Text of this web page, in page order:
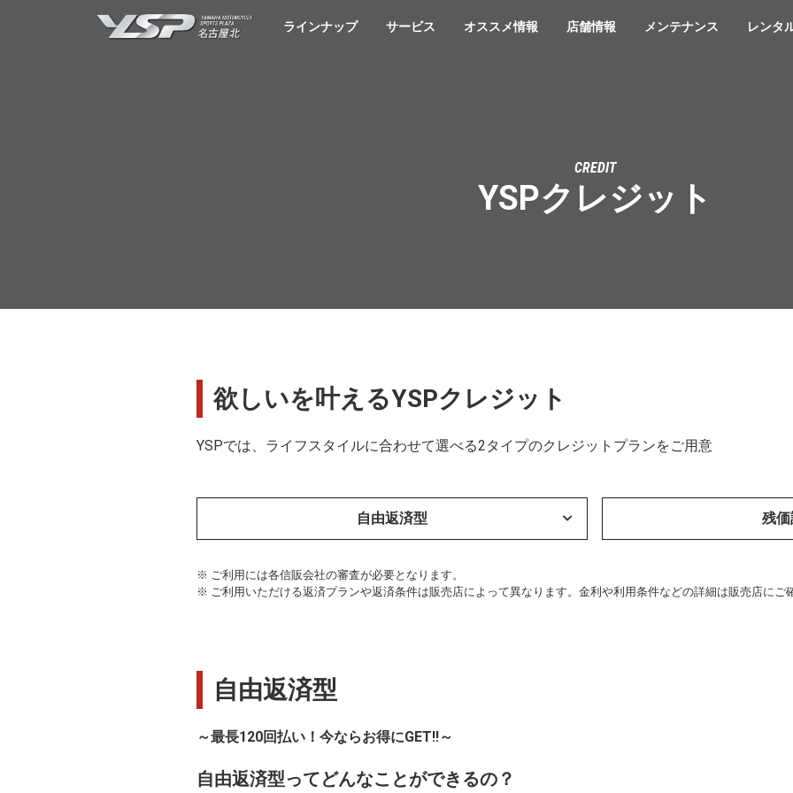
YSP名古屋北
ラインナップ サービス オススメ情報 店舗情報 メンテナンス レンタ
CREDIT
YSPクレジット
欲しいを叶えるYSPクレジット
YSPでは、ライフスタイルに合わせて選べる2タイプのクレジットプランをご用意
自由返済型 残
※ ご利用には各信販会社の審査が必要となります。
※ ご利用いただける返済プランや返済条件は販売店によって異なります。金利や利用条件などの詳細は販売店にご
自由返済型
～最長120回払い！今ならお得にGET!!～
自由返済型ってどんなことができるの？